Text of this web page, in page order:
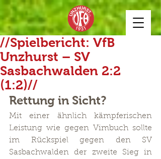
//Spielbericht: VfB
Unzhurst – SV
Sasbachwalden 2:2
(1:2)//
Rettung in Sicht?
Mit einer ähnlich kämpferischen
Leistung wie gegen Vimbuch sollte
im Rückspiel gegen den SV
Sasbachwalden der zweite Sieg in